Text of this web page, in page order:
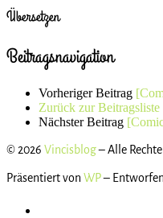
Übersetzen
Beitragsnavigation
Vorheriger Beitrag
Zurück zur Beitragsliste
Nächster Beitrag
© 2026 Vincisblog– Alle
Präsentiert von WP–